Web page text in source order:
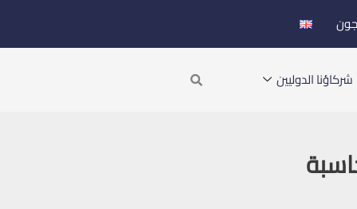
شركاؤنا الدوليين Search